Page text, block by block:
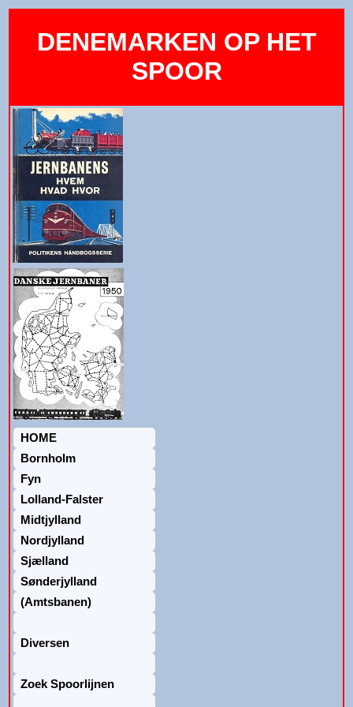
DENEMARKEN OP HET
SPOOR
HOME
Bornholm
Fyn
Lolland-Falster
Midtjylland
Nordjylland
Sjælland
Sønderjylland
(Amtsbanen)
Diversen
Zoek Spoorlijnen